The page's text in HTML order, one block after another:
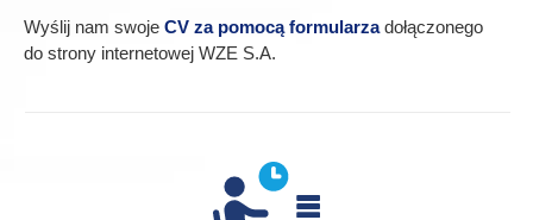
Wyślij nam swoje CV za pomocą formularzadołączonego
do strony internetowej WZE S.A.